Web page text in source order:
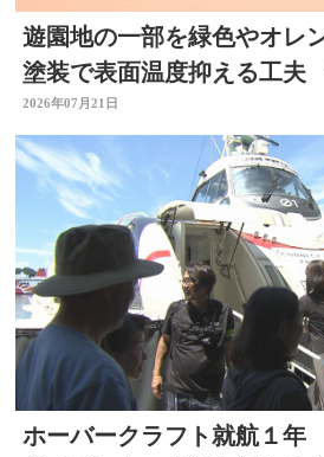
遊園地の一部を緑色やオ
塗装で表面温度抑える工
PRで集客図る 大分
2026年07月21日
ホーバークラフト就航１